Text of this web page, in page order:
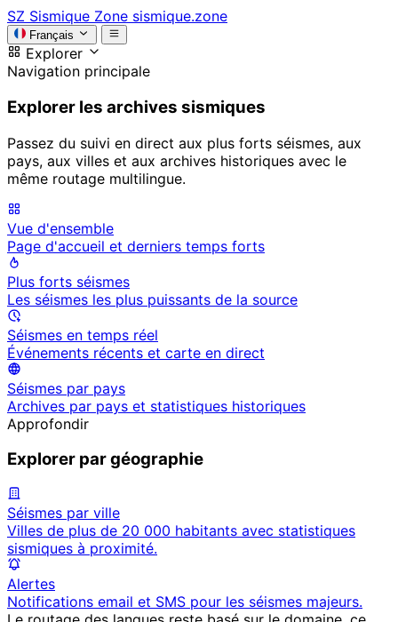
SZ Sismique Zone sismique.zone
Français
Explorer
Navigation principale
Explorer les archives sismiques
Passez du suivi en direct aux plus forts séismes, aux
pays, aux villes et aux archives historiques avec le
même routage multilingue.
Vue d'ensemble
Page d'accueil et derniers temps forts
Plus forts séismes
Les séismes les plus puissants de la source
Séismes en temps réel
Événements récents et carte en direct
Séismes par pays
Archives par pays et statistiques historiques
Approfondir
Explorer par géographie
Séismes par ville
Villes de plus de 20 000 habitants avec statistiques
sismiques à proximité.
Alertes
Notifications email et SMS pour les séismes majeurs.